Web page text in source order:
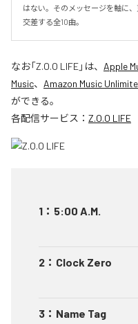
はない。そのメッセージを軸に
交差する全10曲。
なお「Z.O.O LIFE」は、 Apple
Music、 Amazon Music
ができる。
各配信サービス： Z.O.O LIFE
1 ： 5:00 A.M.
2 ： Clock Zero
3 ： Name Tag